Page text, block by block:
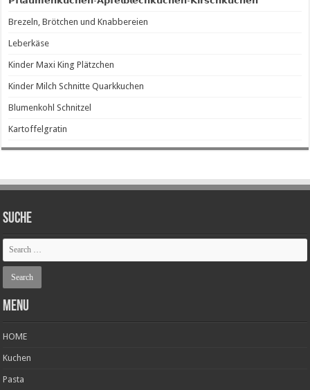
Brezeln, Brötchen und Knabbereien
Leberkäse
Kinder Maxi King Plätzchen
Kinder Milch Schnitte Quarkkuchen
Blumenkohl Schnitzel
Kartoffelgratin
SUCHE
Menu
HOME
Kuchen
Pasta